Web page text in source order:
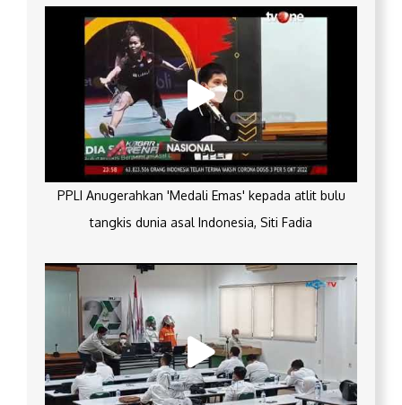
PPLI Anugerahkan 'Medali Emas' kepada atlit bulu
tangkis dunia asal Indonesia, Siti Fadia